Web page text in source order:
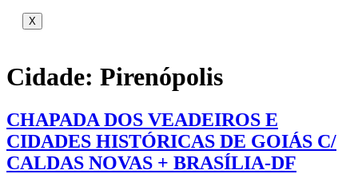
X
Cidade: Pirenópolis
CHAPADA DOS VEADEIROS E
CIDADES HISTÓRICAS DE GOIÁS C/
CALDAS NOVAS + BRASÍLIA-DF